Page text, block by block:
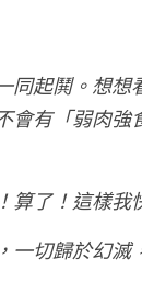
同起鬨。想想
有「弱肉強
算了！這樣我
一切歸於幻滅